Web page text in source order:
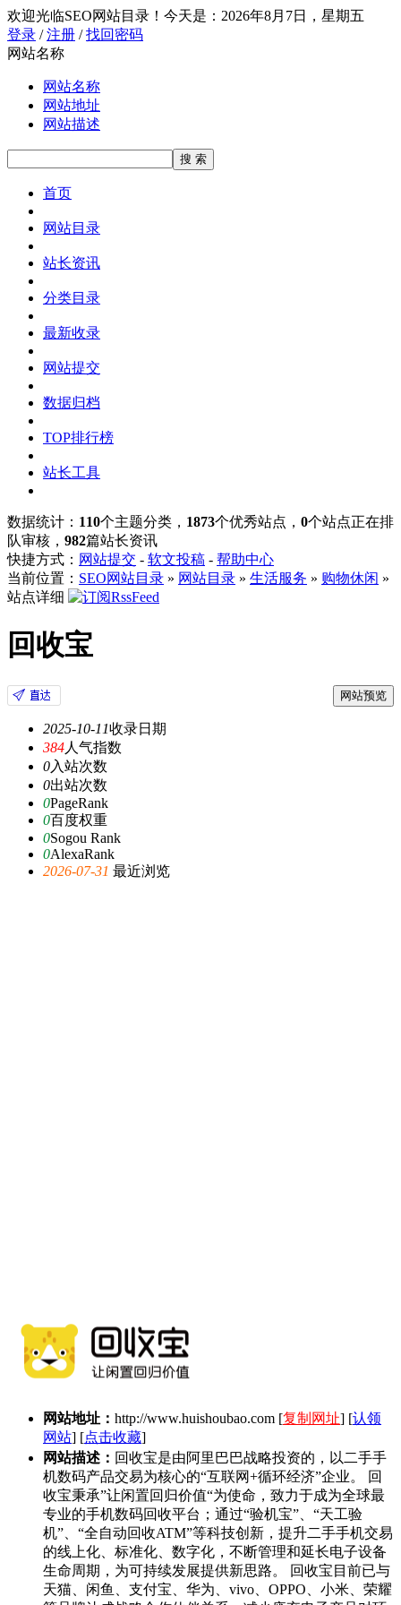
欢迎光临SEO网站目录！ 今天是：2026年8月7日，星期五
登录 /注册 /找回密码
网站名称
网站名称
网站地址
网站描述
首页
网站目录
站长资讯
分类目录
最新收录
网站提交
数据归档
TOP排行榜
站长工具
数据统计： 110个主题分类， 1873个优秀站点， 0个站点正在排
队审核， 982篇站长资讯
快捷方式： 网站提交 - 软文投稿 - 帮助中心
当前位置： SEO网站目录 » 网站目录 » 生活服务 » 购物休闲 »
站点详细
回收宝
网站预览
2025-10-11收录日期
384人气指数
0入站次数
0出站次数
0PageRank
0百度权重
0Sogou Rank
0AlexaRank
2026-07-31 最近浏览
网站地址： http://www.huishoubao.com [复制网址] [认领
网站] [点击收藏]
网站描述： 回收宝是由阿里巴巴战略投资的，以二手手
机数码产品交易为核心的“互联网+循环经济”企业。 回
收宝秉承”让闲置回归价值“为使命，致力于成为全球最
专业的手机数码回收平台；通过“验机宝”、“天工验
机”、“全自动回收ATM”等科技创新，提升二手手机交易
的线上化、标准化、数字化，不断管理和延长电子设备
生命周期，为可持续发展提供新思路。 回收宝目前已与
天猫、闲鱼、支付宝、华为、vivo、OPPO、小米、荣耀